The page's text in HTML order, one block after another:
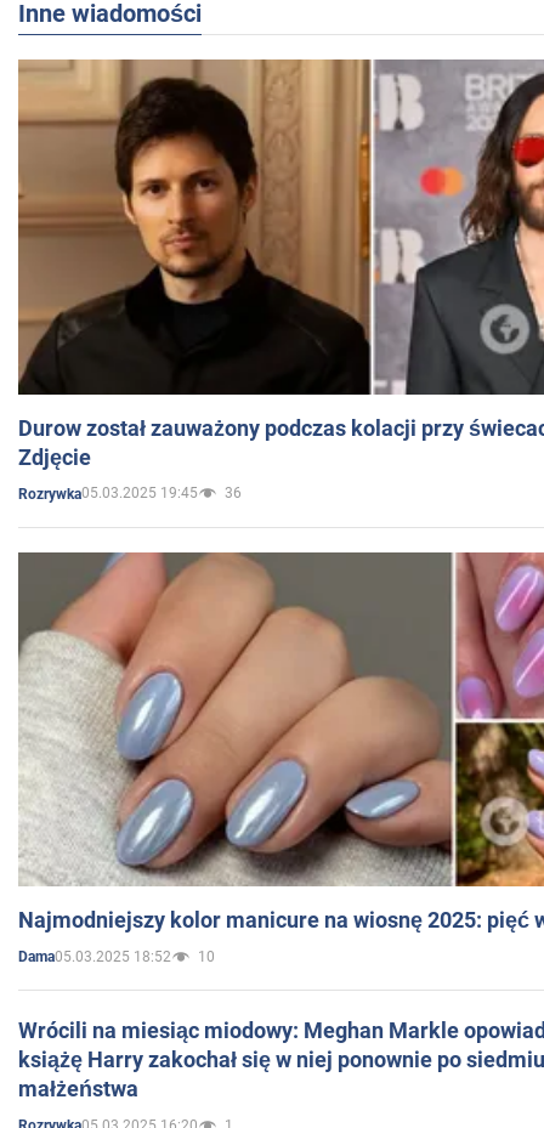
Inne wiadomości
Durow został zauważony podczas kolacji przy
Zdjęcie
Rozrywka05.03.2025 19:45 36
Najmodniejszy kolor manicure na wiosnę 2025: pięć
Dama05.03.2025 18:52 10
Wrócili na miesiąc miodowy: Meghan Markle
książę Harry zakochał się w niej ponownie po
małżeństwa